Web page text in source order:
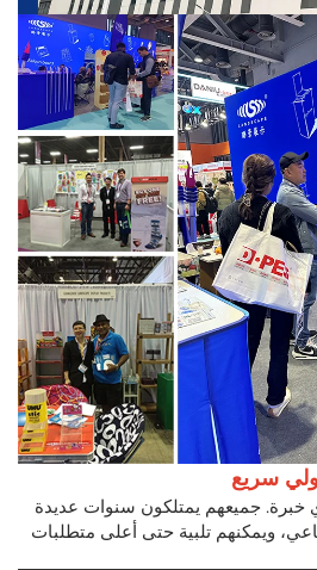
سريع
جميعهم يمتلكون سنوات عديدة
ويمكنهم تلبية حتى أعلى متطلبات